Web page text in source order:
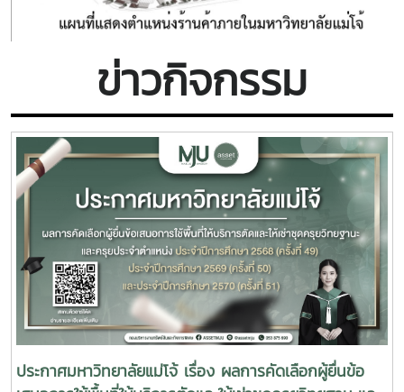
ข่าวกิจกรรม
ประกาศมหาวิทยาลัยแม่โจ้ เรื่อง ผลการคัดเลือกผู้ยื่นข้อ